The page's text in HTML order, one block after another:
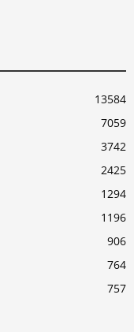
13584
7059
3742
2425
1294
1196
906
764
757